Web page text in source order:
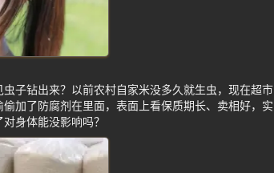
子钻出来？以前农村自家米没多久就生虫，现在超市
加了防腐剂在里面，表面上看保质期长、卖相好，实
身体能没影响吗？